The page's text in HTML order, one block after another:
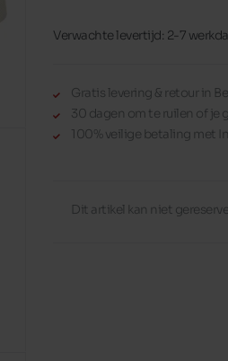
Verwachte levertijd: 2-7
Gratis levering & retour in
30 dagen om te ruilen of je
100% veilige betaling met
Dit artikel kan niet